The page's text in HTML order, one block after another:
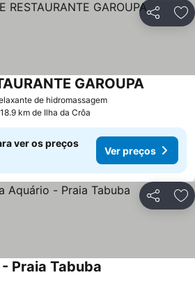
Partilhar
de hidromassagemVer preços
GAROUPAVer
km de Ilha da Crôa
ver os preços
Ver preços
Partilhar
Praia Tabuba